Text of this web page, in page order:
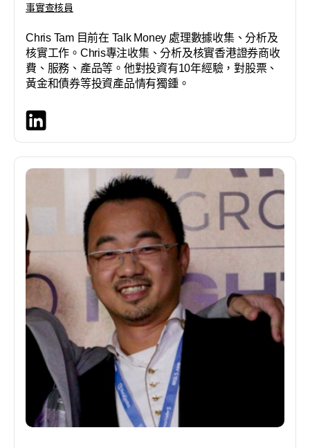
事實查核員
Chris Tam 目前在 Talk Money 處理數據收集、分析及
核實工作。Chris專注收集、分析及核實香港證券商收
費、服務、產品等。他對投資有10年經驗，對股票、
黃金和債券等投資產品情有獨鍾。